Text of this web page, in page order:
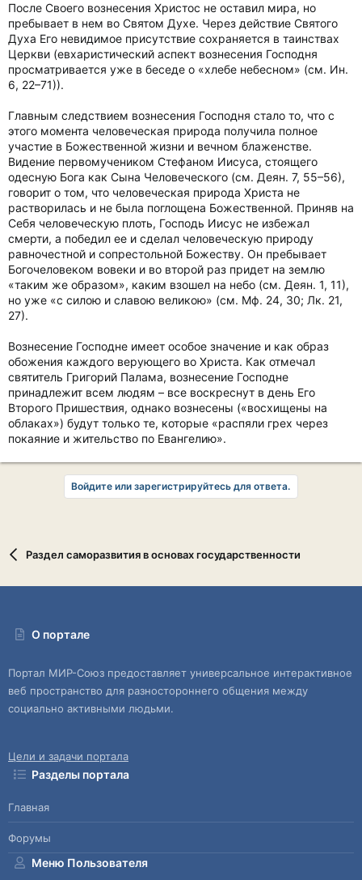
После Своего вознесения Христос не оставил мира, но
пребывает в нем во Святом Духе. Через действие Святого
Духа Его невидимое присутствие сохраняется в таинствах
Церкви (евхаристический аспект вознесения Господня
просматривается уже в беседе о «хлебе небесном» (см. Ин.
6, 22–71)).
Главным следствием вознесения Господня стало то, что с
этого момента человеческая природа получила полное
участие в Божественной жизни и вечном блаженстве.
Видение первомучеником Стефаном Иисуса, стоящего
одесную Бога как Сына Человеческого (см. Деян. 7, 55–56),
говорит о том, что человеческая природа Христа не
растворилась и не была поглощена Божественной. Приняв на
Себя человеческую плоть, Господь Иисус не избежал
смерти, а победил ее и сделал человеческую природу
равночестной и сопрестольной Божеству. Он пребывает
Богочеловеком вовеки и во второй раз придет на землю
«таким же образом», каким взошел на небо (см. Деян. 1, 11),
но уже «с силою и славою великою» (см. Мф. 24, 30; Лк. 21,
27).
Вознесение Господне имеет особое значение и как образ
обожения каждого верующего во Христа. Как отмечал
святитель Григорий Палама, вознесение Господне
принадлежит всем людям – все воскреснут в день Его
Второго Пришествия, однако вознесены («восхищены на
облаках») будут только те, которые «распяли грех через
покаяние и жительство по Евангелию».
Войдите или зарегистрируйтесь для ответа.
Раздел саморазвития в основах государственности
О портале
Портал МИР-Союз предоставляет универсальное интерактивное
веб пространство для разностороннего общения между
социально активными людьми.
Цели и задачи портала
Разделы портала
Главная
Форумы
Меню Пользователя